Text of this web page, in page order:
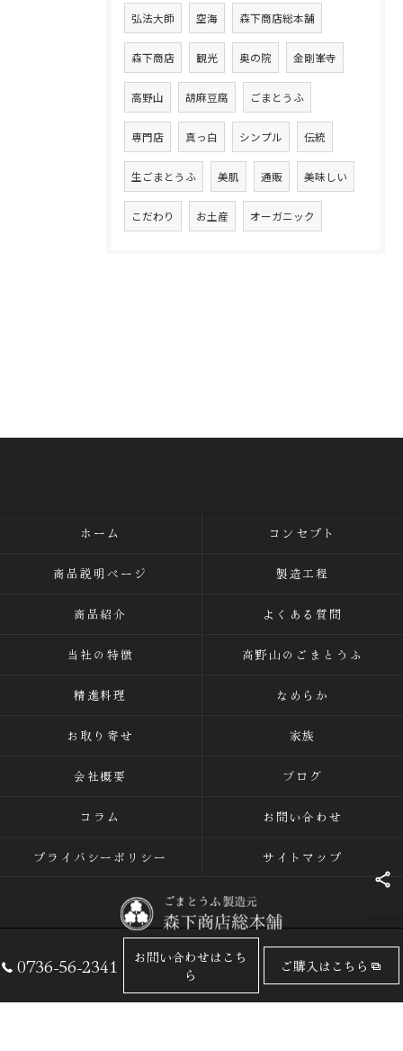
弘法大師 空海 森下商店総本舗
森下商店 観光 奥の院 金剛峯寺
高野山 胡麻豆腐 ごまとうふ
専門店 真っ白 シンプル 伝統
生ごまとうふ 美肌 通販 美味しい
こだわり お土産 オーガニック
0736-56-2341
お問い合わせはこち
ら
ご購入はこちら
ホーム コンセプト
商品説明ページ 製造工程
商品紹介 よくある質問
当社の特徴 高野山のごまとうふ
精進料理 なめらか
お取り寄せ 家族
会社概要 ブログ
コラム お問い合わせ
プライバシーポリシー サイトマップ
© 2026 ごまとうふの専門店なら有限会社森下商店総本舗 ALL RIGHTS
RESERVED.